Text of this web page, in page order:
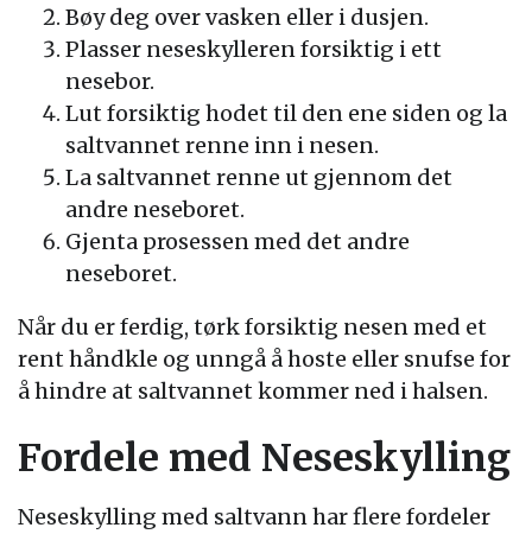
Bøy deg over vasken eller i dusjen.
Plasser neseskylleren forsiktig i ett
nesebor.
Lut forsiktig hodet til den ene siden og la
saltvannet renne inn i nesen.
La saltvannet renne ut gjennom det
andre neseboret.
Gjenta prosessen med det andre
neseboret.
Når du er ferdig, tørk forsiktig nesen med et
rent håndkle og unngå å hoste eller snufse for
å hindre at saltvannet kommer ned i halsen.
Fordele med Neseskylling
Neseskylling med saltvann har flere fordeler